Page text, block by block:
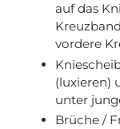
auf das
vordere
(luxieren)
unter
Brüche /